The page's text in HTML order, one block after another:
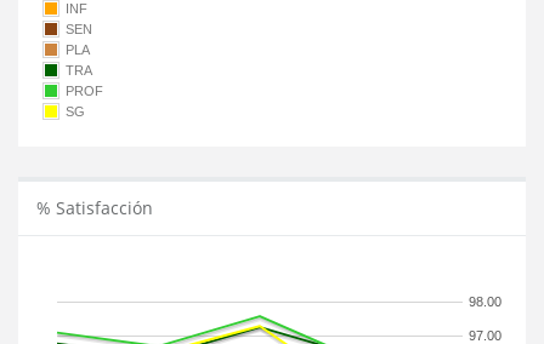
INF
SEN
PLA
TRA
PROF
SG
% Satisfacción
97.00
98.00